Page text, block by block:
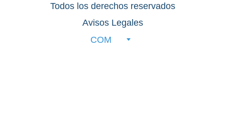
Todos los derechos reservados
Avisos Legales